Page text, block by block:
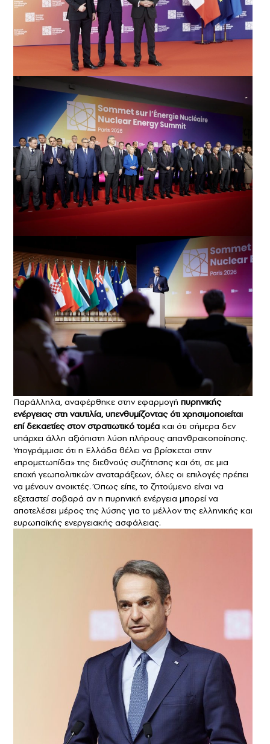
Παράλληλα, αναφέρθηκε στην εφαρμογή πυρηνικής
ενέργειας στη ναυτιλία, υπενθυμίζοντας ότι χρησιμοποιείται
επί δεκαετίες στον στρατιωτικό τομέα και ότι σήμερα δεν
υπάρχει άλλη αξιόπιστη λύση πλήρους απανθρακοποίησης.
Υπογράμμισε ότι η Ελλάδα θέλει να βρίσκεται στην
«προμετωπίδα» της διεθνούς συζήτησης και ότι, σε μια
εποχή γεωπολιτικών αναταράξεων, όλες οι επιλογές πρέπει
να μένουν ανοικτές. Όπως είπε, το ζητούμενο είναι να
εξεταστεί σοβαρά αν η πυρηνική ενέργεια μπορεί να
αποτελέσει μέρος της λύσης για το μέλλον της ελληνικής και
ευρωπαϊκής ενεργειακής ασφάλειας.